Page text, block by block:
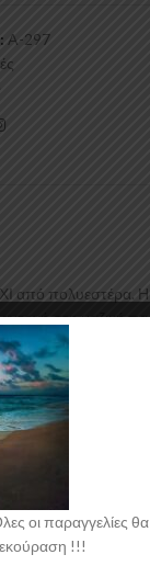
A-297
πολυεστέρα. Η
στη μαζική
στο χρώμα
οι παραγγελίες θα
!!!